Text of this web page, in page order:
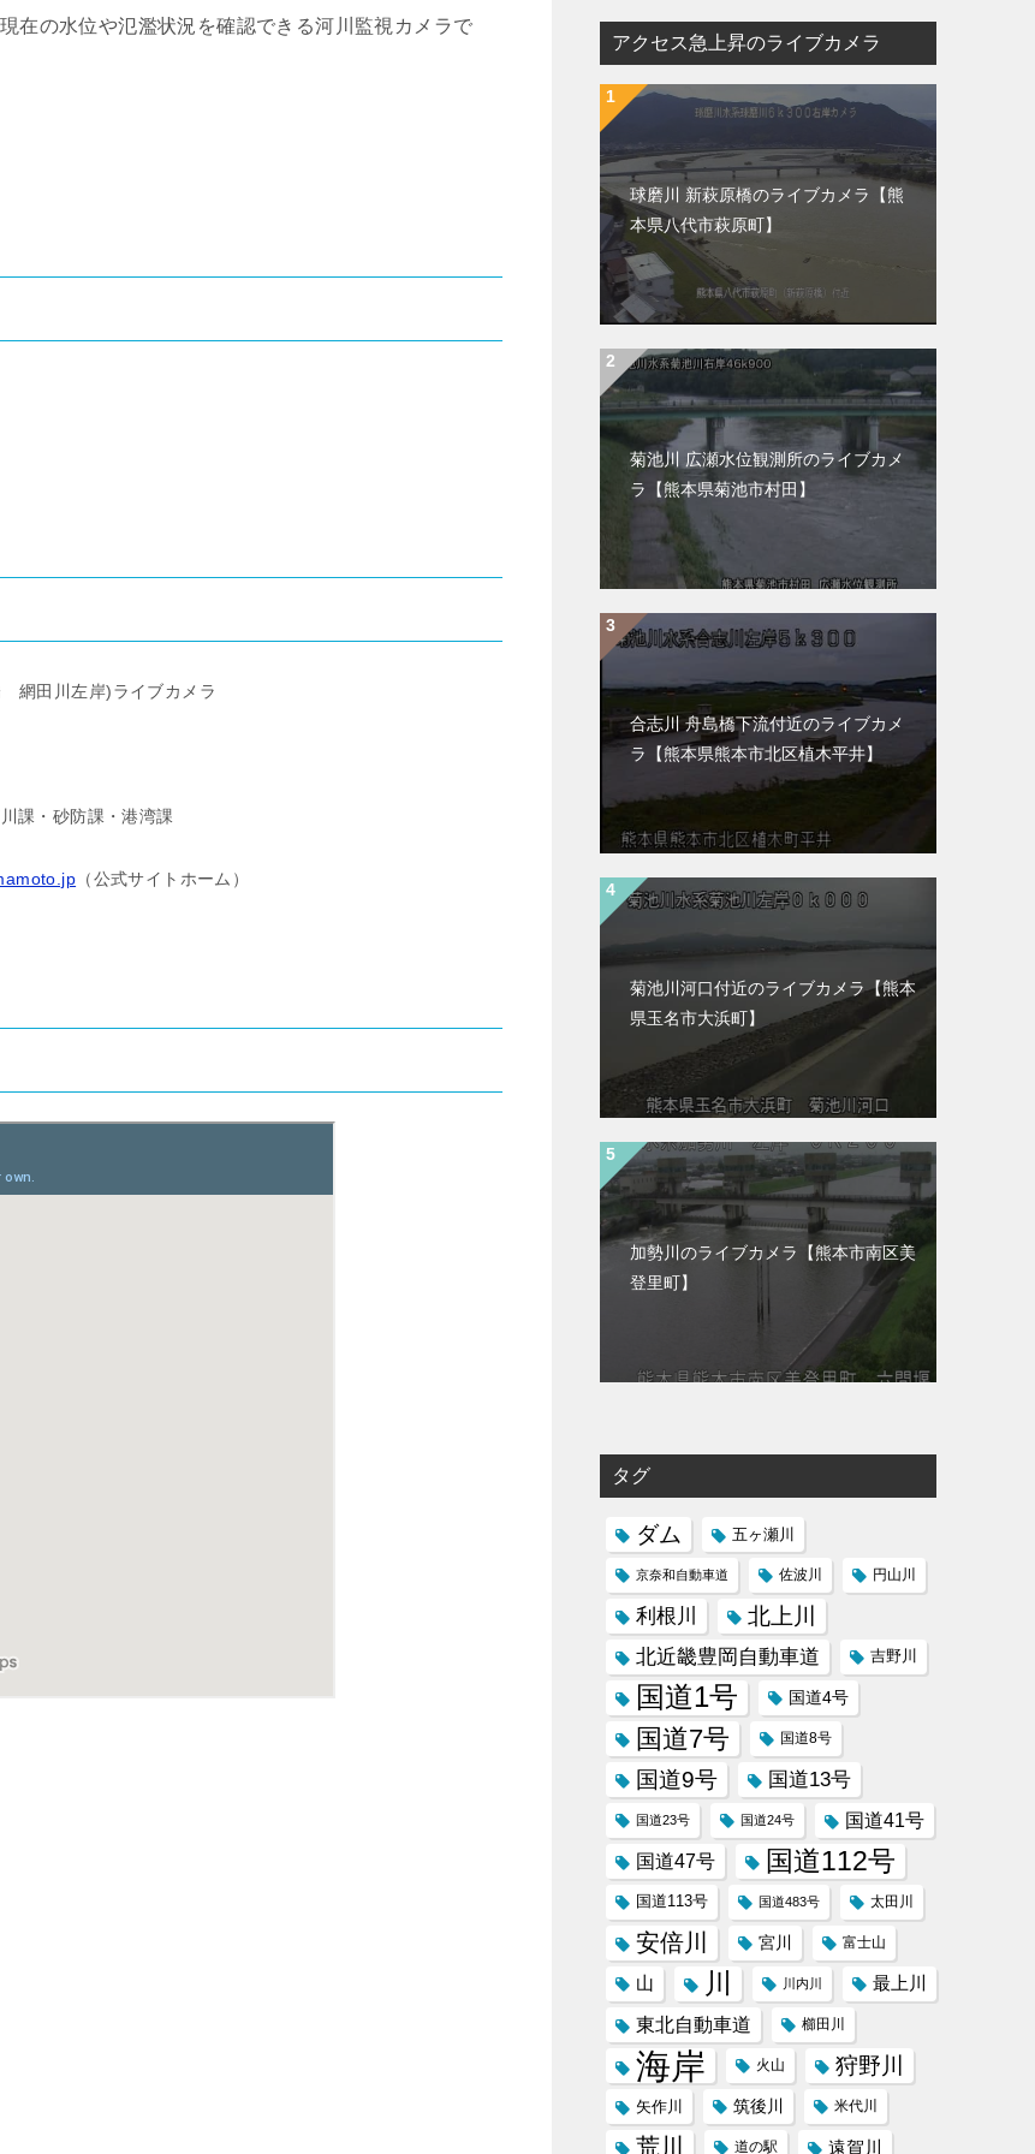
在の水位や氾濫状況を確認できる河川監視カメラで
網田川左岸)ライブカメラ
課・砂防課・港湾課
（公式サイトホーム）
アクセス急上昇のライブカメラ
球磨川 新萩原橋のライブカメラ【熊
本県八代市萩原町】
菊池川 広瀬水位観測所のライブカメ
ラ【熊本県菊池市村田】
合志川 舟島橋下流付近のライブカメ
ラ【熊本県熊本市北区植木平井】
菊池川河口付近のライブカメラ【熊本
県玉名市大浜町】
加勢川のライブカメラ【熊本市南区美
登里町】
タグ
ダム 五ヶ瀬川
京奈和自動車道 佐波川 円山川
利根川 北上川
北近畿豊岡自動車道 吉野川
国道1号 国道4号
国道7号 国道8号
国道9号 国道13号
国道23号 国道24号 国道41号
国道47号 国道112号
国道113号 国道483号 太田川
安倍川 宮川 富士山
山 川 川内川 最上川
東北自動車道 櫛田川
海岸 火山 狩野川
矢作川 筑後川 米代川
荒川 道の駅 遠賀川